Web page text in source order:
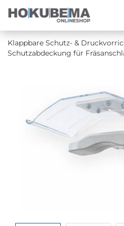
Klapp­ba­re Schutz-​ &
Schutz­ab­de­ckung für